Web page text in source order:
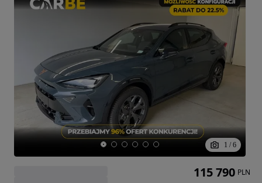
1 / 6
115 790 PLN